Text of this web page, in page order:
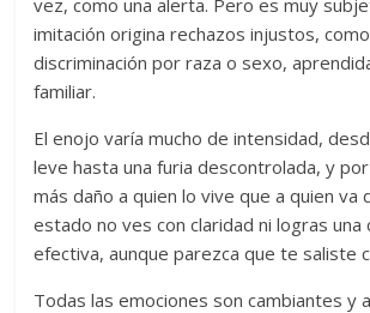
vez, como una alerta. Pero es muy
imitación origina rechazos injustos,
discriminación por raza o sexo,
familiar.
El enojo varía mucho de intensidad,
leve hasta una furia descontrolada, y
más daño a quien lo vive que a quien va
estado no ves con claridad ni logras una
efectiva, aunque parezca que te saliste
Todas las emociones son cambiantes y